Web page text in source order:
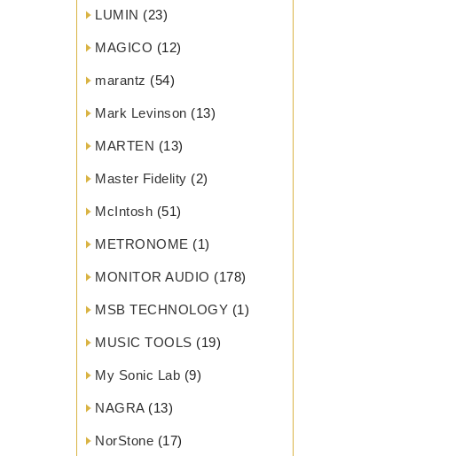
LUMIN (23)
MAGICO (12)
marantz (54)
Mark Levinson (13)
MARTEN (13)
Master Fidelity (2)
McIntosh (51)
METRONOME (1)
MONITOR AUDIO (178)
MSB TECHNOLOGY (1)
MUSIC TOOLS (19)
My Sonic Lab (9)
NAGRA(13)
NorStone (17)